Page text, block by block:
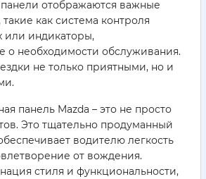
отображаются важные
как система контроля
или индикаторы,
о необходимости обслуживания.
не только приятными, но и
панель Mazda – это не просто
Это тщательно продуманный
водителю легкость
от вождения.
стиля и функциональности,